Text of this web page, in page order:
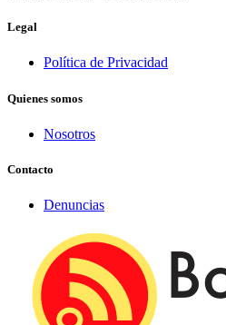
Legal
Política de Privacidad
Quienes somos
Nosotros
Contacto
Denuncias